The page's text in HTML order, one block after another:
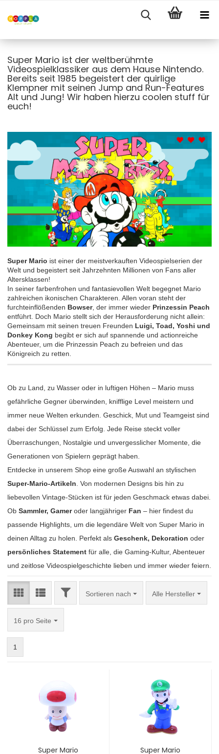
Super Mario ist der weltberühmte
Videospielklassiker aus dem Hause Nintendo.
Bereits seit 1985 begeistert der quirlige
Klempner mit seinen Jump and Run-Features
Alt und Jung! Wir haben hierzu coolen stuff für
euch!
Super Mario ist einer der meistverkauften Videospielserien der
Welt und begeistert seit Jahrzehnten Millionen von Fans aller
Altersklassen!
In seiner farbenfrohen und fantasievollen Welt begegnet Mario
zahlreichen ikonischen Charakteren. Allen voran steht der
furchteinflößenden Bowser, der immer wieder Prinzessin Peach
entführt. Doch Mario stellt sich der Herausforderung nicht allein:
Gemeinsam mit seinen treuen Freunden Luigi, Toad, Yoshi und
Donkey Kong begibt er sich auf spannende und actionreiche
Abenteuer, um die Prinzessin Peach zu befreien und das
Königreich zu retten.
Ob zu Land, zu Wasser oder in luftigen Höhen – Mario muss
gefährliche Gegner überwinden, knifflige Level meistern und
immer neue Welten erkunden. Geschick, Mut und Teamgeist sind
dabei der Schlüssel zum Erfolg. Jede Reise steckt voller
Überraschungen, Nostalgie und unvergesslicher Momente, die
Generationen von Spielern geprägt haben.
Entdecke in unserem Shop eine große Auswahl an stylischen
Super-Mario-Artikeln . Von modernen Designs bis hin zu
liebevollen Vintage-Stücken ist für jeden Geschmack etwas dabei.
Ob Sammler, Gameroder langjähriger Fan – hier findest du
passende Highlights, um die legendäre Welt von Super Mario in
deinen Alltag zu holen. Perfekt als Geschenk, Dekoration oder
persönliches Statement für alle, die Gaming-Kultur, Abenteuer
und zeitlose Videospielgeschichte lieben und immer wieder feiern.
FILTERSortieren nach
Sortieren nach Alle Hersteller
16 pro Seite
pro Seite
1
Super Mario
Super Mario